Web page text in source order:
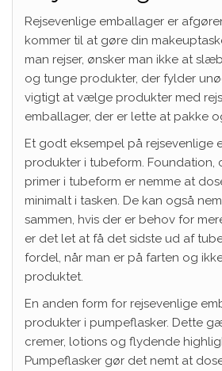
Rejsevenlige emballager er
kommer til at gøre din
man rejser, ønsker man ikke at
og tunge produkter, der fylder
vigtigt at vælge produkter med
emballager, der er lette at pakke
Et godt eksempel på rejsevenlige
produkter i tubeform. Foundation,
primer i tubeform er nemme at
minimalt i tasken. De kan også
sammen, hvis der er behov for
er det let at få det sidste ud af
fordel, når man er på farten og
produktet.
En anden form for rejsevenlige
produkter i pumpeflasker. Dette
cremer, lotions og flydende
Pumpeflasker gør det nemt at